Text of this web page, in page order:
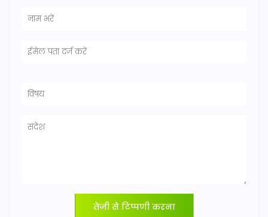
तेज़ी से टिप्पणी करना